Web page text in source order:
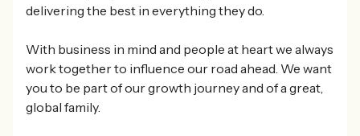
delivering the best in everything they do.
With business in mind and people at heart we always
work together to influence our road ahead. We want
you to be part of our growth journey and of a great,
global family.